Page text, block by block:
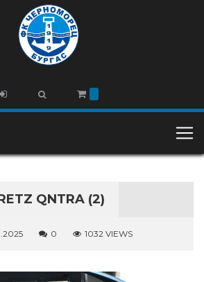
QNTRA (2)
0 1032 VIEWS